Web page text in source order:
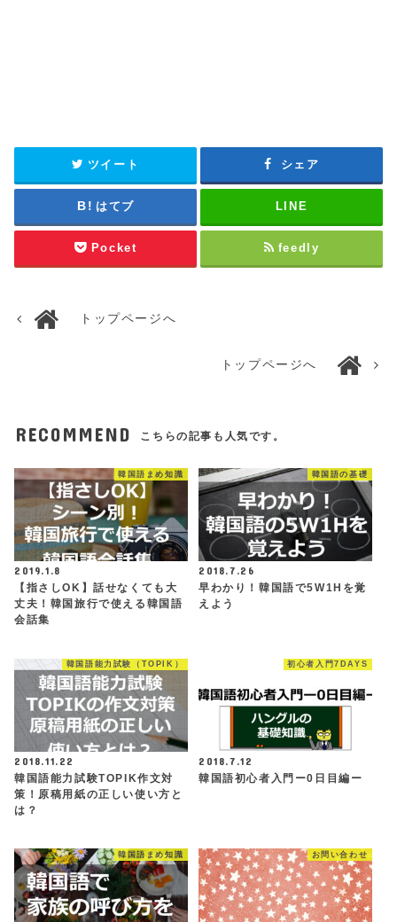
ツイート シェア
はてブ LINE
Pocket feedly
トップページへ
トップページへ
RECOMMEND こちらの記事も人気です。
韓国語まめ知識
2019.1.8
【指さしOK】話せなくても大
丈夫！韓国旅行で使える韓国語
会話集
韓国語の基礎
2018.7.26
早わかり！韓国語で5W1Hを覚
えよう
韓国語能力試験（TOPIK）
2018.11.22
韓国語能力試験TOPIK作文対
策！原稿用紙の正しい使い方と
は？
初心者入門7DAYS
2018.7.12
韓国語初心者入門ー0日目編ー
韓国語まめ知識 お問い合わせ